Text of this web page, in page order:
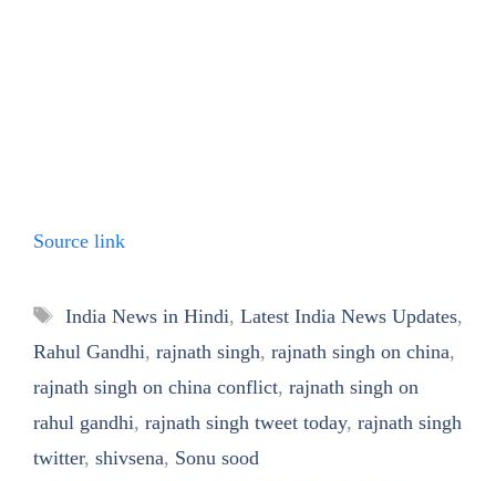
Source link
Tags
India News in Hindi, Latest India News Updates,
Rahul Gandhi, rajnath singh, rajnath singh on china,
rajnath singh on china conflict, rajnath singh on
rahul gandhi, rajnath singh tweet today, rajnath singh
twitter, shivsena, Sonu sood